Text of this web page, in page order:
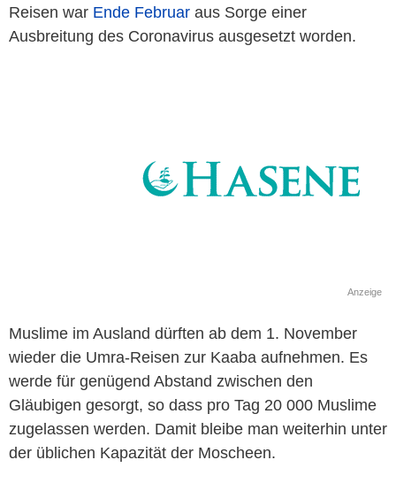
Reisen war Ende Februar aus Sorge einer
Ausbreitung des Coronavirus ausgesetzt worden.
Anzeige
Muslime im Ausland dürften ab dem 1. November
wieder die Umra-Reisen zur Kaaba aufnehmen. Es
werde für genügend Abstand zwischen den
Gläubigen gesorgt, so dass pro Tag 20 000 Muslime
zugelassen werden. Damit bleibe man weiterhin unter
der üblichen Kapazität der Moscheen.